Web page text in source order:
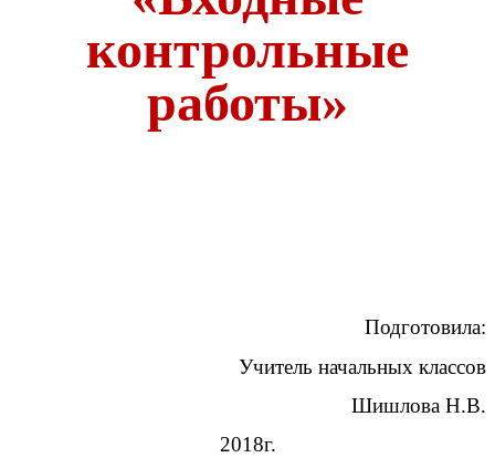
контрольные
работы»
Подготовила:
Учитель начальных классов
Шишлова Н.В.
2018г.